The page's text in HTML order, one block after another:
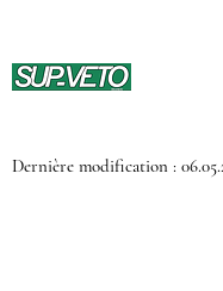
Dernière modification :